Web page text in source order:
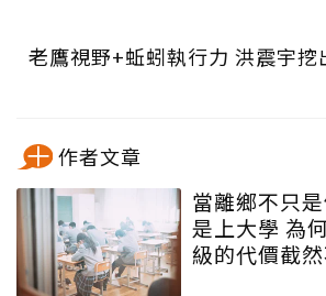
老鷹視野+蚯蚓執行力 洪震宇挖
作者文章
當離鄉不只
是上大學 為
級的代價截然